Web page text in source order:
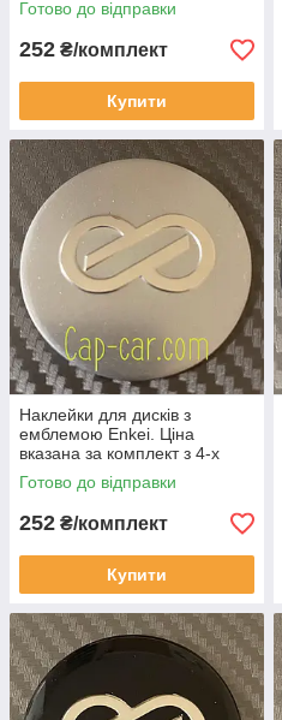
Готово до відправки
252 ₴/комплект
Купити
Наклейки для дисків з
емблемою Enkei. Ціна
вказана за комплект з 4-х
штук
Готово до відправки
252 ₴/комплект
Купити